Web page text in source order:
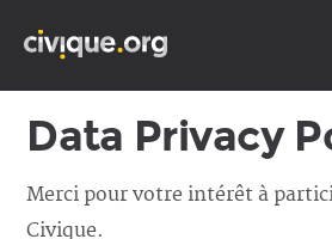
Data Privacy
Merci pour votre intérêt à
Civique.